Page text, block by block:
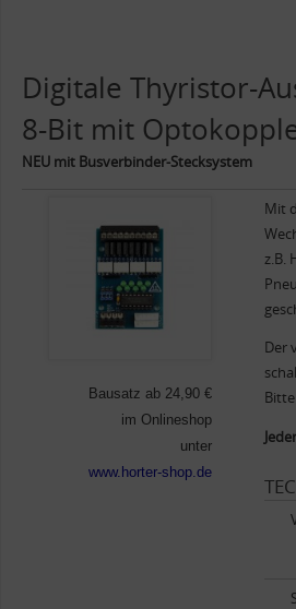
Digitale Thyristor-
8-Bit mit
NEU mit Busverbinder-Stecksystem
Bausatz ab 24,90 €
im Onlineshop
unter
www.horter-shop.de
Mit
z.B.
Der